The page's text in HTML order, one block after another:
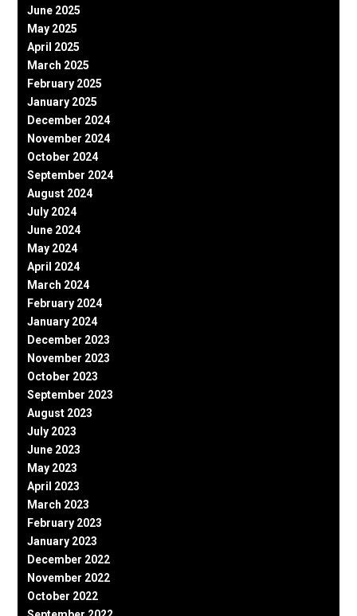
June 2025
May 2025
April 2025
March 2025
February 2025
January 2025
December 2024
November 2024
October 2024
September 2024
August 2024
July 2024
June 2024
May 2024
April 2024
March 2024
February 2024
January 2024
December 2023
November 2023
October 2023
September 2023
August 2023
July 2023
June 2023
May 2023
April 2023
March 2023
February 2023
January 2023
December 2022
November 2022
October 2022